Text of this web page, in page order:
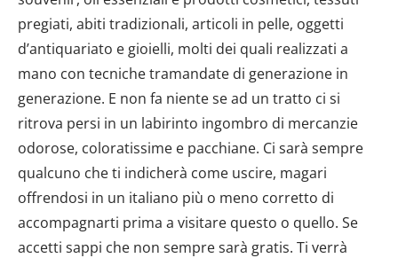
pregiati, abiti tradizionali, articoli in pelle, oggetti
d’antiquariato e gioielli, molti dei quali realizzati a
mano con tecniche tramandate di generazione in
generazione. E non fa niente se ad un tratto ci si
ritrova persi in un labirinto ingombro di mercanzie
odorose, coloratissime e pacchiane. Ci sarà sempre
qualcuno che ti indicherà come uscire, magari
offrendosi in un italiano più o meno corretto di
accompagnarti prima a visitare questo o quello. Se
accetti sappi che non sempre sarà gratis. Ti verrà